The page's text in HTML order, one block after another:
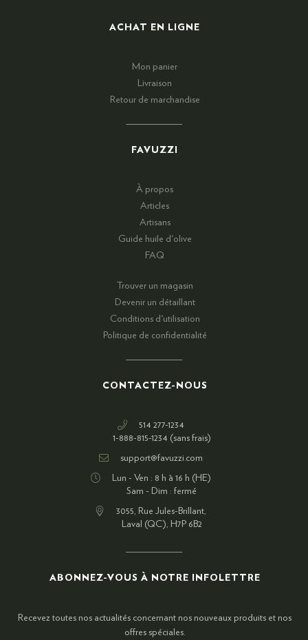
ACHAT EN LIGNE
Mon panier
Livraison
Retour de marchandise
FAVUZZI
À propos
Articles
Artisans
Guide huile d'olive
FAQ
Trouver un magasin
Devenir un détaillant
Conditions d'utilisation
Politique de confidentialité
CONTACTEZ-NOUS
514 277-1234
1-888-815-1234 (sans frais)
support@favuzzi.com
Lun - Ven : 8 h à 16 h (HE)
Sam - Dim : fermé
3055, Rue Jules-Brillant,
Laval (QC), H7P 6B2
ABONNEZ-VOUS À NOTRE INFOLETTRE
Recevez toutes nos actualités concernant nos nouveaux produits et nos
offres spéciales.